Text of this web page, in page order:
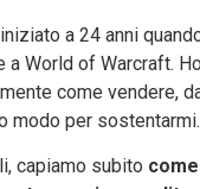
a 24 anni
a World of Warcraft.
come vendere,
modo per sostentarmi.
capiamo subito